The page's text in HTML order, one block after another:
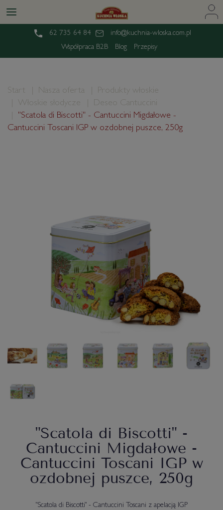
62 735 64 84
info@kuchnia-wloska.com.pl
Współpraca B2B
Blog Przepisy
Start Nasza oferta
Produkty włoskie
Włoskie słodycze
Deseo Cantuccini
"Scatola di Biscotti" - Cantuccini Migdałowe -
Cantuccini Toscani IGP w ozdobnej puszce, 250g
"Scatola di Biscotti" -
Cantuccini Migdałowe -
Cantuccini Toscani IGP w
ozdobnej puszce, 250g
"Scatola di Biscotti" - Cantuccini Toscani z apelacją IGP